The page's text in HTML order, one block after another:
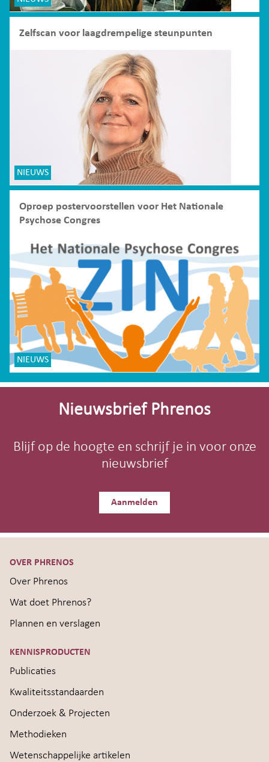
Zelfscan voor laagdrempelige steunpunten
NIEUWS
Oproep postervoorstellen voor Het Nationale
Psychose Congres
NIEUWS
Site-
Nieuwsbrief Phrenos
Blijf op de hoogte en schrijf je in voor onze
nieuwsbrief
Aanmelden
OVER PHRENOS
Over Phrenos
Wat doet Phrenos?
Plannen en verslagen
KENNISPRODUCTEN
Publicaties
Kwaliteitsstandaarden
Onderzoek & Projecten
Methodieken
Wetenschappelijke artikelen